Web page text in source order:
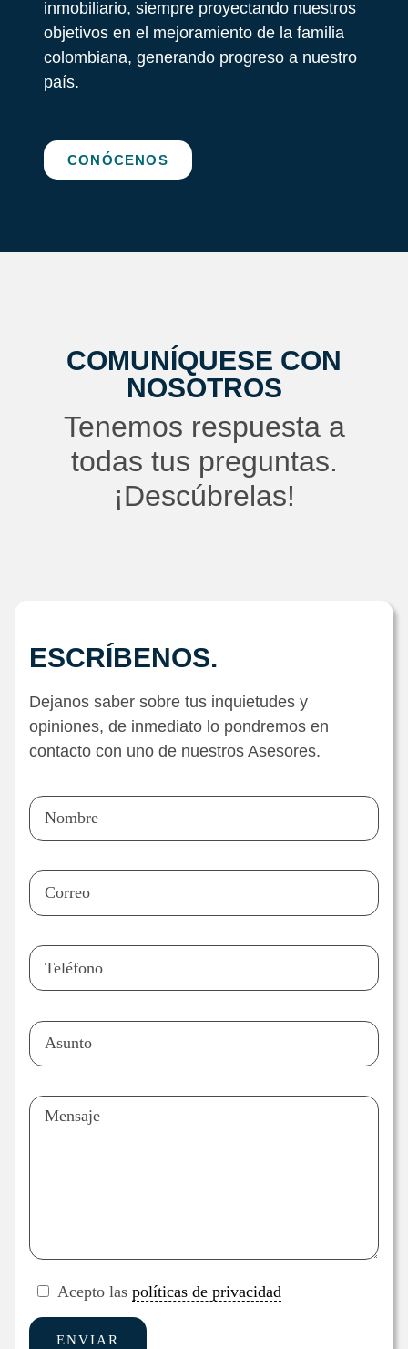
inmobiliario, siempre proyectando nuestros
objetivos en el mejoramiento de la familia
colombiana, generando progreso a nuestro
país.
CONÓCENOS
COMUNÍQUESE CON
NOSOTROS
Tenemos respuesta a
todas tus preguntas.
¡Descúbrelas!
ESCRÍBENOS.
Dejanos saber sobre tus inquietudes y
opiniones, de inmediato lo pondremos en
contacto con uno de nuestros Asesores.
Acepto las políticas de privacidad